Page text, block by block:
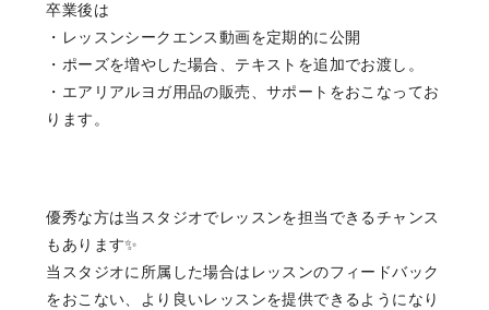
卒業後は
・レッスンシークエンス動画を定期的に公開
・ポーズを増やした場合、テキストを追加でお渡し。
・エアリアルヨガ用品の販売、サポートをおこなってお
ります。
優秀な方は当スタジオでレッスンを担当できるチャンス
もあります✨
当スタジオに所属した場合はレッスンのフィードバック
をおこない、より良いレッスンを提供できるようになり